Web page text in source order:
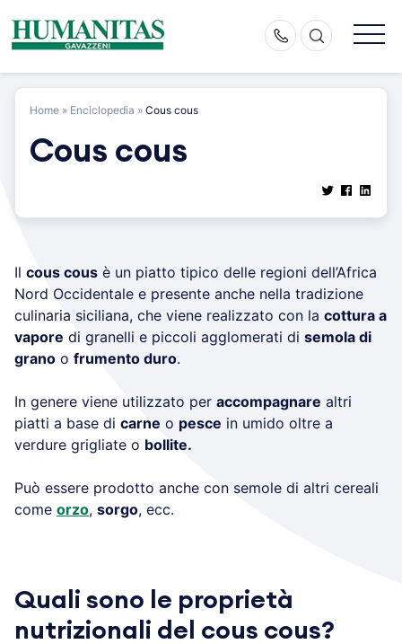
content
Home » Enciclopedia » Cous cous
Cous cous
Il cous cous è un piatto tipico delle regioni dell’Africa
Nord Occidentale e presente anche nella tradizione
culinaria siciliana, che viene realizzato con la cottura a
vapore di granelli e piccoli agglomerati di semola di
grano o frumento duro.
In genere viene utilizzato per accompagnare altri
piatti a base di carne o pesce in umido oltre a
verdure grigliate o bollite.
Può essere prodotto anche con semole di altri cereali
come orzo, sorgo, ecc.
Quali sono le proprietà
nutrizionali del cous cous?